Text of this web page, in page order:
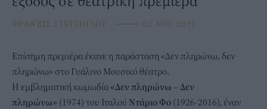
ΦΡΑΝΣΙΣ ΓΙΑΤΖΟΓΛΟΥ ⸻ 02 NOV 2021
Επίσημη πρεμιέρα έκανε η παράσταση «Δεν πληρώνω, δεν
πληρώνω» στο Γυάλινο Μουσικό θέατρο.
Η εμβληματική κωμωδία«Δεν πληρώνω – Δεν
πληρώνω» (1974) του Ιταλού Ντάριο Φο (1926-2016), έναν